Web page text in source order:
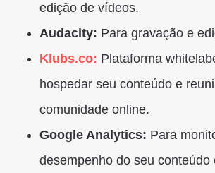
edição de vídeos.
Audacity: Para gravação e
Klubs.co: Plataforma
hospedar seu conteúdo e
comunidade online.
Google Analytics: Para
desempenho do seu conteúdo